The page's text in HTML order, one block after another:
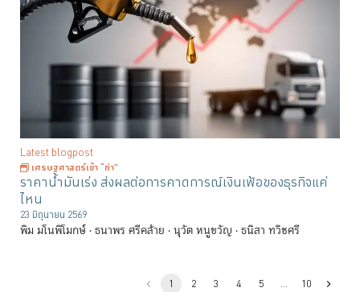
Latest blogpost
เศรษฐศาสตร์เข้า “ท่า”
ราคาน้ำมันเร่ง ส่งผลต่อการคาดการณ์เงินเฟ้อของธุรกิจแค่
ไหน
23 มิถุนายน 2569
พิม มโนพิโมกษ์ ธนาพร ศรีคล้าย นุวัต หนูขวัญ ธนิสา ทวิชศรี
1 2 3 4 5 … 10